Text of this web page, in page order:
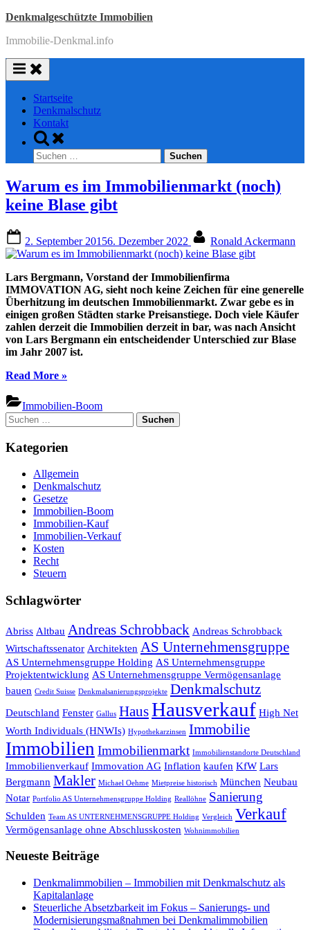
Skip
content
Denkmalgeschützte Immobilien
Immobilie-Denkmal.info
Startseite
Denkmalschutz
Kontakt
Toggle
search
form
Suchen
nach:
Warum es im Immobilienmarkt (noch)
keine Blase gibt
on
2. September 20156. Dezember 2022 Ronald Ackermann
Lars Bergmann, Vorstand der Immobilienfirma
IMMOVATION AG, sieht noch keine Zeichen für eine generelle
Überhitzung im deutschen Immobilienmarkt. Zwar gebe es in
einigen großen Städten starke Preisanstiege. Doch viele Käufer
zahlen derzeit die Immobilien derzeit in bar, was nach Ansicht
von Lars Bergmann ein entscheidender Unterschied zur Blase
im Jahr 2007 ist.
Read More“Warum
im
Immobilienmarkt
(noch)
Blase
»
Immobilien-Boom
Suchen
nach:
Kategorien
Allgemein
Denkmalschutz
Gesetze
Immobilien-Boom
Immobilien-Kauf
Immobilien-Verkauf
Kosten
Recht
Steuern
Schlagwörter
Abriss Altbau Andreas Schrobback Andreas Schrobback
Wirtschaftssenator Architekten AS Unternehmensgruppe
AS Unternehmensgruppe Holding AS Unternehmensgruppe
Projektentwicklung AS Unternehmensgruppe Vermögensanlage
bauen Credit Suisse Denkmalsanierungsprojekte Denkmalschutz
Deutschland Fenster Gallus HausHausverkauf High Net
Worth Individuals (HNWIs) Hypothekarzinsen Immobilie
Immobilien Immobilienmarkt Immobilienstandorte Deutschland
Immobilienverkauf Immovation AG Inflation kaufen KfW Lars
Bergmann Makler Michael Oehme Mietpreise historisch München Neubau
Notar Portfolio AS Unternehmensgruppe Holding Reallöhne Sanierung
Schulden Team AS UNTERNEHMENSGRUPPE Holding Vergleich Verkauf
Vermögensanlage ohne Abschlusskosten Wohnimmobilien
Neueste Beiträge
Denkmalimmobilien – Immobilien mit Denkmalschutz als
Kapitalanlage
Steuerliche Absetzbarkeit im Fokus – Sanierungs- und
Modernisierungsmaßnahmen bei Denkmalimmobilien